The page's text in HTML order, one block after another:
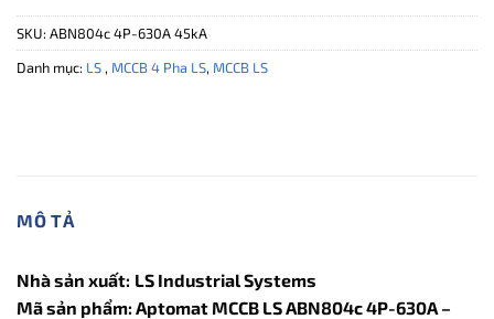
SKU: ABN804c 4P-630A 45kA
Danh mục: LS , MCCB 4 Pha LS, MCCB LS
MÔ TẢ
Nhà sản xuất: LS Industrial Systems
Mã sản phẩm: Aptomat MCCB LS ABN804c 4P-630A –